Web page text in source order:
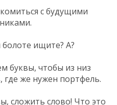
с будущими
ищите? А?
буквы, чтобы из низ
где же нужен портфель.
сложить слово! Что это